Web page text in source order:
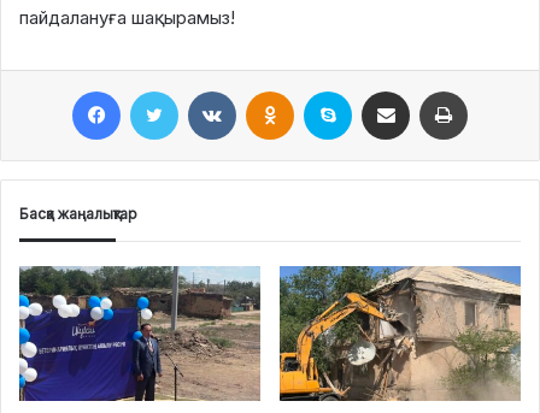
пайдалануға шақырамыз!
Басқа жаңалықтар